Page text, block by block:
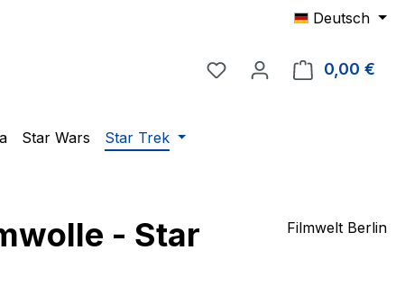
Deutsch
Du hast 0 Produkte auf
0,00 €
Star Wars Star Trek
- Star
Filmwelt Berlin